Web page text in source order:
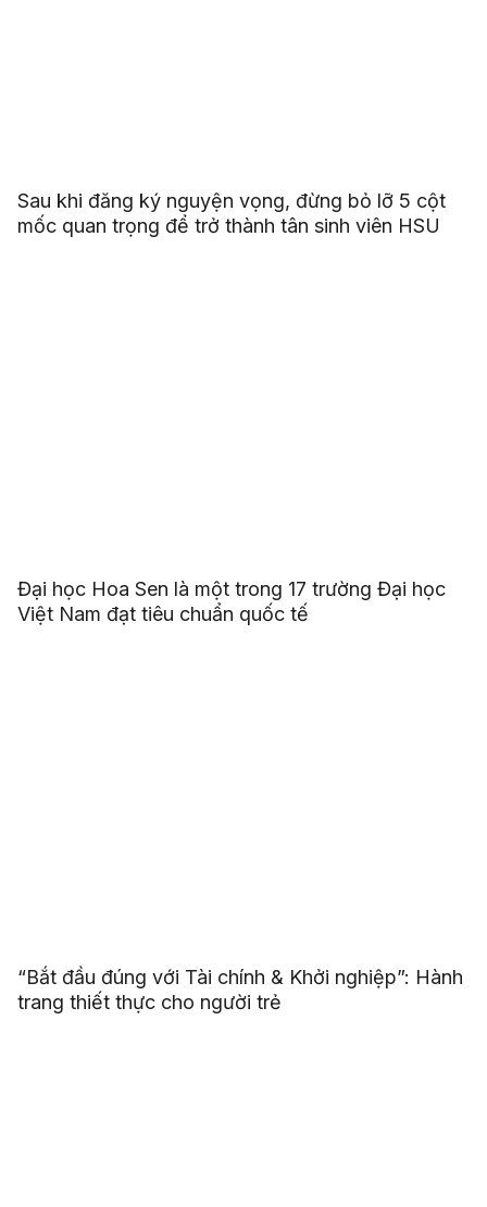
Sau khi đăng ký nguyện vọng, đừng bỏ lỡ 5 cột
mốc quan trọng để trở thành tân sinh viên HSU
Đại học Hoa Sen là một trong 17 trường Đại học
Việt Nam đạt tiêu chuẩn quốc tế
“Bắt đầu đúng với Tài chính & Khởi nghiệp”: Hành
trang thiết thực cho người trẻ